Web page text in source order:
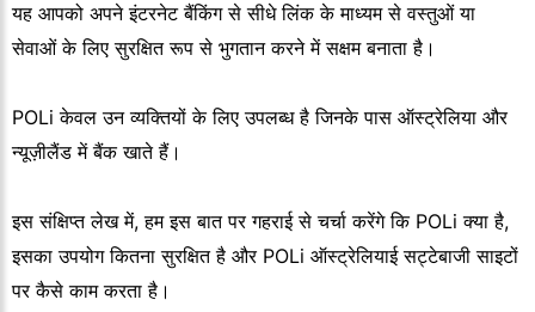
यह आपको अपने इंटरनेट बैंकिंग से सीधे लिंक के माध्यम से वस्तुओं या
सेवाओं के लिए सुरक्षित रूप से भुगतान करने में सक्षम बनाता है।
POLi केवल उन व्यक्तियों के लिए उपलब्ध है जिनके पास ऑस्ट्रेलिया और
न्यूज़ीलैंड में बैंक खाते हैं।
इस संक्षिप्त लेख में, हम इस बात पर गहराई से चर्चा करेंगे कि POLi क्या है,
इसका उपयोग कितना सुरक्षित है और POLi ऑस्ट्रेलियाई सट्टेबाजी साइटों
पर कैसे काम करता है।